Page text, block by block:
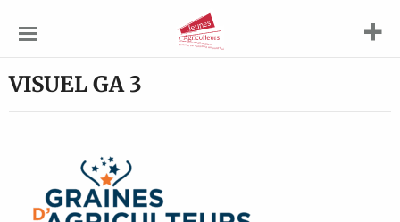
Agriculteurs
VISUEL GA 3